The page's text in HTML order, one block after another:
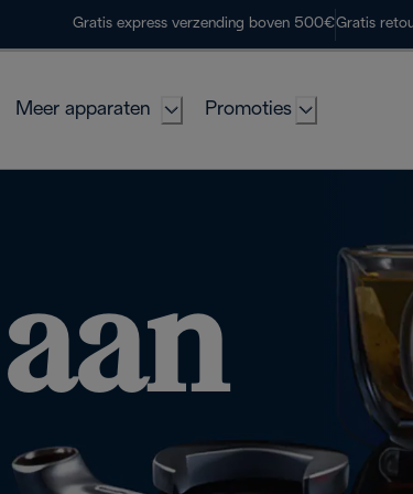
Gratis express verzending boven 500€Gratis
Meer apparaten Promoties